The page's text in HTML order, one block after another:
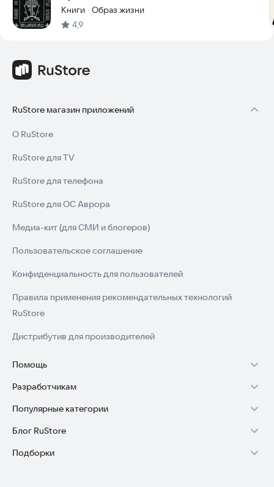
Книги · Образ жизни
4,9
RuStore магазин приложений
О RuStore
RuStore для TV
RuStore для телефона
RuStore для ОС Аврора
Медиа-кит (для СМИ и блогеров)
Пользовательское соглашение
Конфиденциальность для пользователей
Правила применения рекомендательных технологий
RuStore
Дистрибутив для производителей
Помощь
Установка RuStore на TV
Установка RuStore на телефон
Установка RuStore в машину
Помощь пользователям RuStore
Разработчикам
Зарабатывать с RuStore
Стать разработчиком
Доступ к RuStore Консоль
Популярные категории
Игры для Android
Приложения банков
Блог RuStore
Обзоры игр для Android 2025
Подборки